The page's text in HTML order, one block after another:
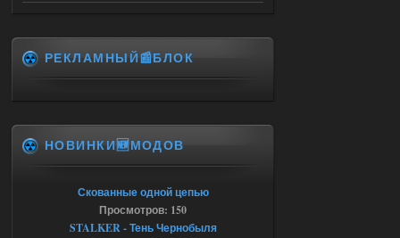
Ответить ➤
05.08.2026
где пароль?
Ответить ➤
Dead Air: Refined
РЕКЛАМНЫЙ📰БЛОК
НОВИНКИ🆕МОДОВ
Скованные одной цепью
Просмотров: 150
STALKER - Тень Чернобыля